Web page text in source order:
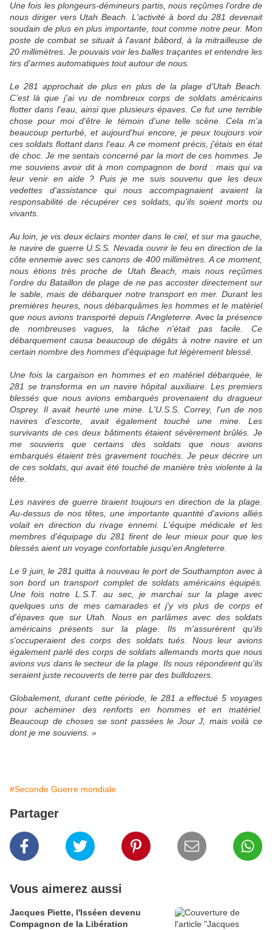
Une fois les plongeurs-démineurs partis, nous reçûmes l'ordre de
nous diriger vers Utah Beach. L'activité à bord du 281 devenait
soudain de plus en plus importante, tout comme notre peur. Mon
poste de combat se situait à l'avant bâbord, à la mitrailleuse de
20 millimètres. Je pouvais voir les balles traçantes et entendre les
tirs d'armes automatiques tout autour de nous.
Le 281 approchait de plus en plus de la plage d’Utah Beach.
C’est là que j'ai vu de nombreux corps de soldats américains
flotter dans l'eau, ainsi que plusieurs épaves. Ce fut une terrible
chose pour moi d'être le témoin d'une telle scène. Cela m'a
beaucoup perturbé, et aujourd'hui encore, je peux toujours voir
ces soldats flottant dans l'eau. A ce moment précis, j'étais en état
de choc. Je me sentais concerné par la mort de ces hommes. Je
me souviens avoir dit à mon compagnon de bord : mais qui va
leur venir en aide ? Puis je me suis souvenu que les deux
vedettes d'assistance qui nous accompagnaient avaient la
responsabilité de récupérer ces soldats, qu'ils soient morts ou
vivants.
Au loin, je vis deux éclairs monter dans le ciel, et sur ma gauche,
le navire de guerre U.S.S. Nevada ouvrir le feu en direction de la
côte ennemie avec ses canons de 400 millimètres. A ce moment,
nous étions très proche de Utah Beach, mais nous reçûmes
l'ordre du Bataillon de plage de ne pas accoster directement sur
le sable, mais de débarquer notre transport en mer. Durant les
premières heures, nous débarquâmes les hommes et le matériel
que nous avions transporté depuis l'Angleterre. Avec la présence
de nombreuses vagues, la tâche n'était pas facile. Ce
débarquement causa beaucoup de dégâts à notre navire et un
certain nombre des hommes d'équipage fut légèrement blessé.
Une fois la cargaison en hommes et en matériel débarquée, le
281 se transforma en un navire hôpital auxiliaire. Les premiers
blessés que nous avions embarqués provenaient du dragueur
Osprey. Il avait heurté une mine. L'U.S.S. Correy, l'un de nos
navires d'escorte, avait également touché une mine. Les
survivants de ces deux bâtiments étaient sévèrement brûlés. Je
me souviens que certains des soldats que nous avions
embarqués étaient très gravement touchés. Je peux décrire un
de ces soldats, qui avait été touché de manière très violente à la
tête.
Les navires de guerre tiraient toujours en direction de la plage.
Au-dessus de nos têtes, une importante quantité d'avions alliés
volait en direction du rivage ennemi. L'équipe médicale et les
membres d'équipage du 281 firent de leur mieux pour que les
blessés aient un voyage confortable jusqu'en Angleterre.
Le 9 juin, le 281 quitta à nouveau le port de Southampton avec à
son bord un transport complet de soldats américains équipés.
Une fois notre L.S.T. au sec, je marchai sur la plage avec
quelques uns de mes camarades et j'y vis plus de corps et
d'épaves que sur Utah. Nous en parlâmes avec des soldats
américains présents sur la plage. Ils m'assurèrent qu'ils
s'occuperaient des corps des soldats tués. Nous leur avions
également parlé des corps de soldats allemands morts que nous
avions vus dans le secteur de la plage. Ils nous répondirent qu'ils
seraient juste recouverts de terre par des bulldozers.
Globalement, durant cette période, le 281 a effectué 5 voyages
pour acheminer des renforts en hommes et en matériel.
Beaucoup de choses se sont passées le Jour J, mais voilà ce
dont je me souviens. »
#Seconde Guerre mondiale
Partager
Vous aimerez aussi
Jacques Piette, l'Isséen devenu
Compagnon de la Libération